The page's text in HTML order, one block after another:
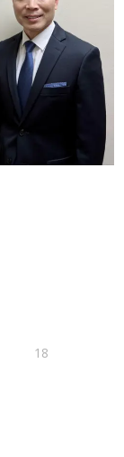
18